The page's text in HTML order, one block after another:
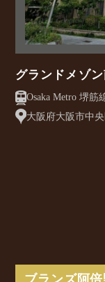
グランドメゾ
大阪府大阪市中
ブランズ阿